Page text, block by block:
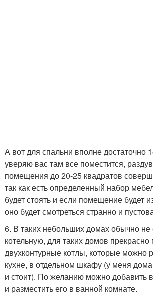
А вот для спальни вполне достаточно
уверяю вас там все поместится,
помещения до 20-25 квадратов
так как есть определенный набор
будет стоять и если помещение будет
оно будет смотреться странно и
6. В таких небольших домах обычно не
котельную, для таких домов прекрасно
двухконтурные котлы, которые можно
кухне, в отдельном шкафу (у меня
и стоит). По желанию можно добавить
и разместить его в ванной комнате.